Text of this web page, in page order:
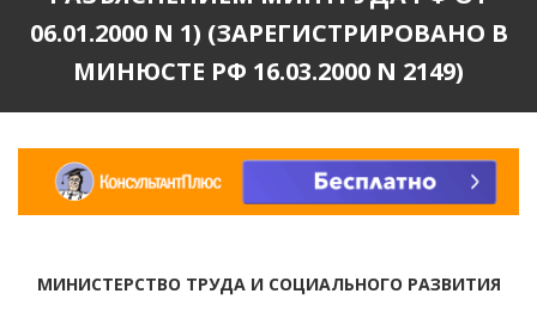
06.01.2000 N 1) (ЗАРЕГИСТРИРОВАНО В
МИНЮСТЕ РФ 16.03.2000 N 2149)
МИНИСТЕРСТВО ТРУДА И СОЦИАЛЬНОГО РАЗВИТИЯ